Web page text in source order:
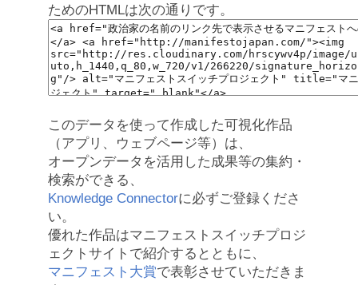
ためのHTMLは次の通りです。
このデータを使って作成した可視化作品
（アプリ、ウェブページ等）は、
オープンデータを活用した成果等の集約・
検索ができる、
Knowledge Connectorに必ずご登録くださ
い。
優れた作品はマニフェストスイッチプロジ
ェクトサイトで紹介するとともに、
マニフェスト大賞で表彰させていただきま